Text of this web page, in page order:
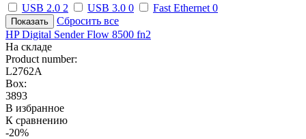
USB 2.0 2 USB 3.0 0 Fast Ethernet 0
Сбросить все
HP Digital Sender Flow 8500 fn2
На складе
Product number:
L2762A
Box:
3893
В избранное
К сравнению
-20%